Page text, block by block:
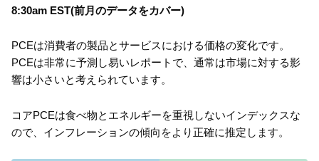
8:30am EST(前月のデータをカバー)
PCEは消費者の製品とサービスにおける価格の変化です。
PCEは非常に予測し易いレポートで、通常は市場に対する影
響は小さいと考えられています。
コアPCEは食べ物とエネルギーを重視しないインデックスな
ので、インフレーションの傾向をより正確に推定します。